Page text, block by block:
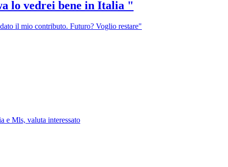
lo vedrei bene in Italia "
il mio contributo. Futuro? Voglio restare"
e Mls, valuta interessato